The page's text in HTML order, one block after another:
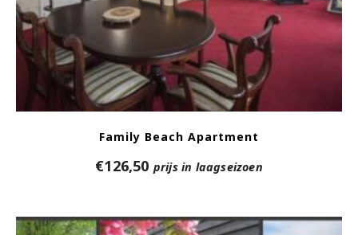
Family Beach Apartment
€126,50 prijs in laagseizoen